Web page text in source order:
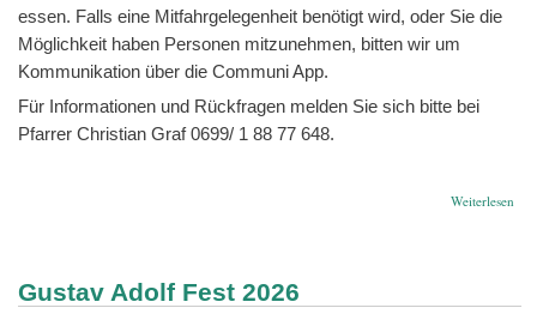
essen. Falls eine Mitfahrgelegenheit benötigt wird, oder Sie die
Möglichkeit haben Personen mitzunehmen, bitten wir um
Kommunikation über die Communi App.
Für Informationen und Rückfragen melden Sie sich bitte bei
Pfarrer Christian Graf 0699/ 1 88 77 648.
Weiterlesen
Gustav Adolf Fest 2026